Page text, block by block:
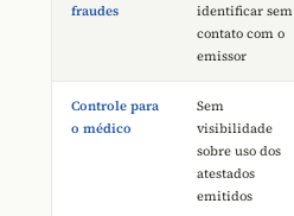
fraudes
identificar sem
contato com o
emissor
Controle para
o médico
Sem
visibilidade
sobre uso dos
atestados
emitidos